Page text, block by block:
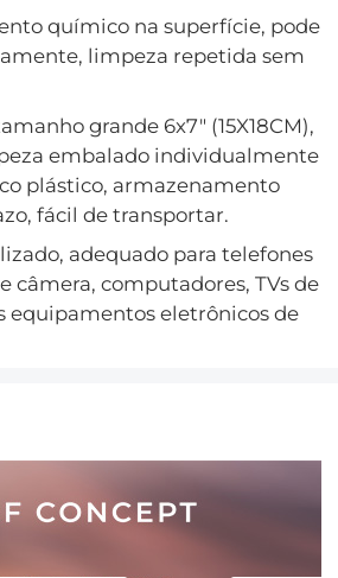
químico na superfície, pode
limpeza repetida sem
grande 6x7" (15X18CM),
embalado individualmente
plástico, armazenamento
fácil de transportar.
adequado para telefones
câmera, computadores, TVs de
equipamentos eletrônicos de